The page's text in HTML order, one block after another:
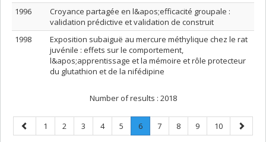
1996
Croyance partagée en l&apos;efficacité groupale :
validation prédictive et validation de construit
1998
Exposition subaiguë au mercure méthylique chez le rat
juvénile : effets sur le comportement,
l&apos;apprentissage et la mémoire et rôle protecteur
du glutathion et de la nifédipine
Number of results : 2018
Previous
page
Page
1 Page
2 Page
3 Page
4 Page
5 Page
6.
Current
Page
7 Page
8 Page
9 Page
10
Next
page